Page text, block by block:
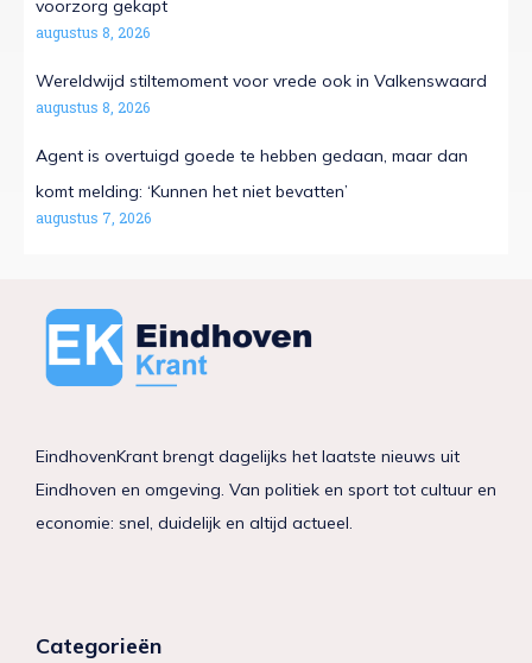
voorzorg gekapt
augustus 8, 2026
Wereldwijd stiltemoment voor vrede ook in Valkenswaard
augustus 8, 2026
Agent is overtuigd goede te hebben gedaan, maar dan
komt melding: ‘Kunnen het niet bevatten’
augustus 7, 2026
EindhovenKrant brengt dagelijks het laatste nieuws uit
Eindhoven en omgeving. Van politiek en sport tot cultuur en
economie: snel, duidelijk en altijd actueel.
Categorieën